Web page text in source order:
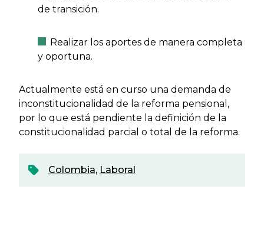
de transición.
Realizar los aportes de manera completa
y oportuna.
Actualmente está en curso una demanda de
inconstitucionalidad de la reforma pensional,
por lo que está pendiente la definición de la
constitucionalidad parcial o total de la reforma.
Colombia, Laboral